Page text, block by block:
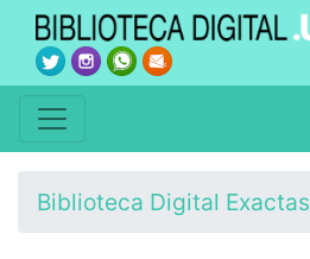
Biblioteca Digital Exactas